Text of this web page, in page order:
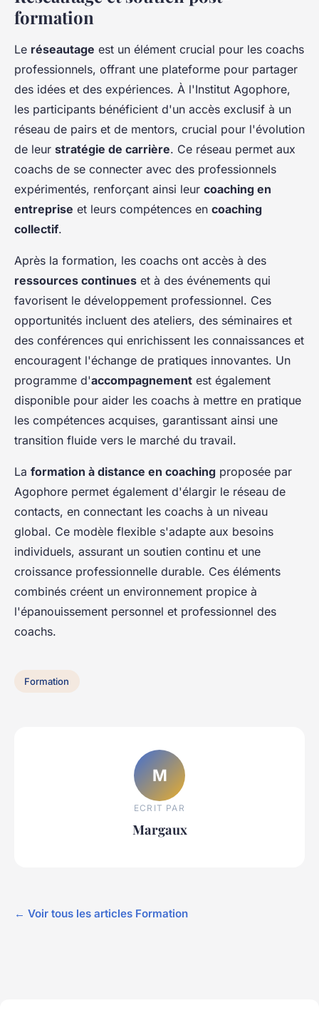
formation
Le réseautage est un élément crucial pour les coachs
professionnels, offrant une plateforme pour partager
des idées et des expériences. À l'Institut Agophore,
les participants bénéficient d'un accès exclusif à un
réseau de pairs et de mentors, crucial pour l'évolution
de leur stratégie de carrière. Ce réseau permet aux
coachs de se connecter avec des professionnels
expérimentés, renforçant ainsi leur coaching en
entreprise et leurs compétences en coaching
collectif.
Après la formation, les coachs ont accès à des
ressources continues et à des événements qui
favorisent le développement professionnel. Ces
opportunités incluent des ateliers, des séminaires et
des conférences qui enrichissent les connaissances et
encouragent l'échange de pratiques innovantes. Un
programme d'accompagnement est également
disponible pour aider les coachs à mettre en pratique
les compétences acquises, garantissant ainsi une
transition fluide vers le marché du travail.
La formation à distance en coaching proposée par
Agophore permet également d'élargir le réseau de
contacts, en connectant les coachs à un niveau
global. Ce modèle flexible s'adapte aux besoins
individuels, assurant un soutien continu et une
croissance professionnelle durable. Ces éléments
combinés créent un environnement propice à
l'épanouissement personnel et professionnel des
coachs.
Formation
M
ECRIT PAR
Margaux
← Voir tous les articles Formation